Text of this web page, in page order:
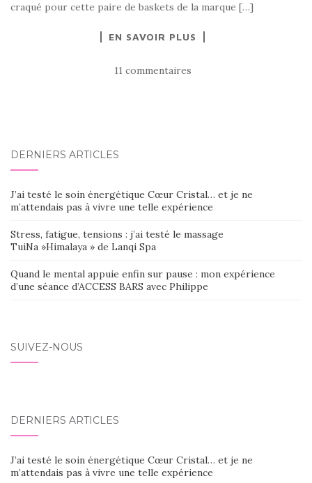
craqué pour cette paire de baskets de la marque […]
EN SAVOIR PLUS
11 commentaires
DERNIERS ARTICLES
J’ai testé le soin énergétique Cœur Cristal… et je ne
m’attendais pas à vivre une telle expérience
Stress, fatigue, tensions : j’ai testé le massage
TuiNa »Himalaya » de Lanqi Spa
Quand le mental appuie enfin sur pause : mon expérience
d’une séance d’ACCESS BARS avec Philippe
SUIVEZ-NOUS
DERNIERS ARTICLES
J’ai testé le soin énergétique Cœur Cristal… et je ne
m’attendais pas à vivre une telle expérience